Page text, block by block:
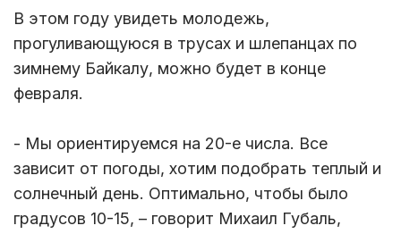
В этом году увидеть молодежь,
прогуливающуюся в трусах и шлепанцах по
зимнему Байкалу, можно будет в конце
февраля.
- Мы ориентируемся на 20-е числа. Все
зависит от погоды, хотим подобрать теплый и
солнечный день. Оптимально, чтобы было
градусов 10-15, – говорит Михаил Губаль,